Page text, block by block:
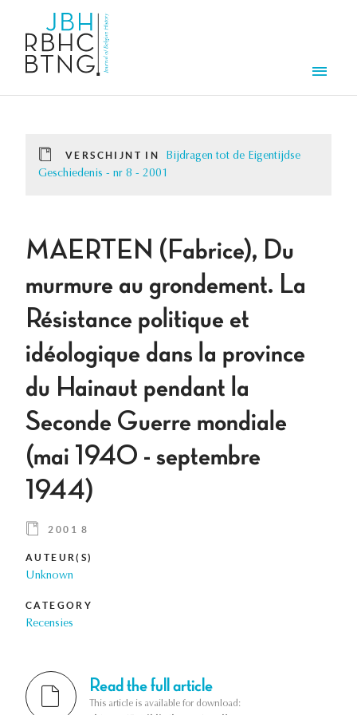
VERSCHIJNT IN
Bijdragen tot de Eigentijdse
Geschiedenis - nr 8 - 2001
MAERTEN (Fabrice), Du
murmure au grondement. La
Résistance politique et
idéologique dans la province
du Hainaut pendant la
Seconde Guerre mondiale
(mai 1940 - septembre
1944)
2001 8
AUTEUR(S)
Unknown
CATEGORY
Recensies
Read the full article
This article is available for download: